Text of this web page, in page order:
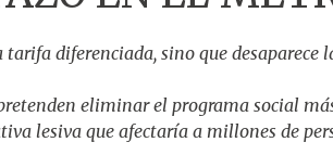
diferenciada, sino que
eliminar el programa social
lesiva que afectaría a millones de